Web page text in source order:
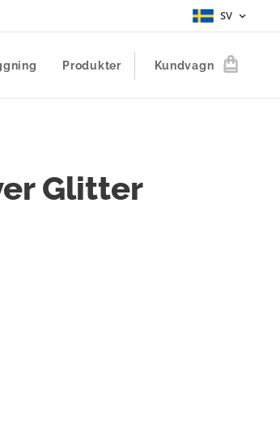
SV
Produkter Kundvagn
Glitter